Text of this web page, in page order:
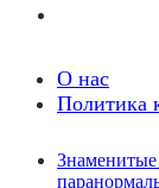
О нас
Политика
Знаменитые